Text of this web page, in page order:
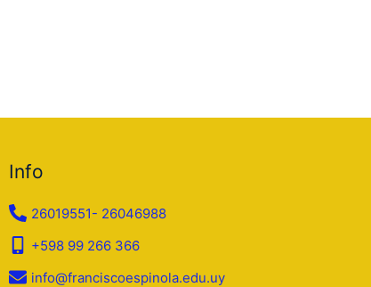
Info
26019551- 26046988
+598 99 266 366
info@franciscoespinola.edu.uy